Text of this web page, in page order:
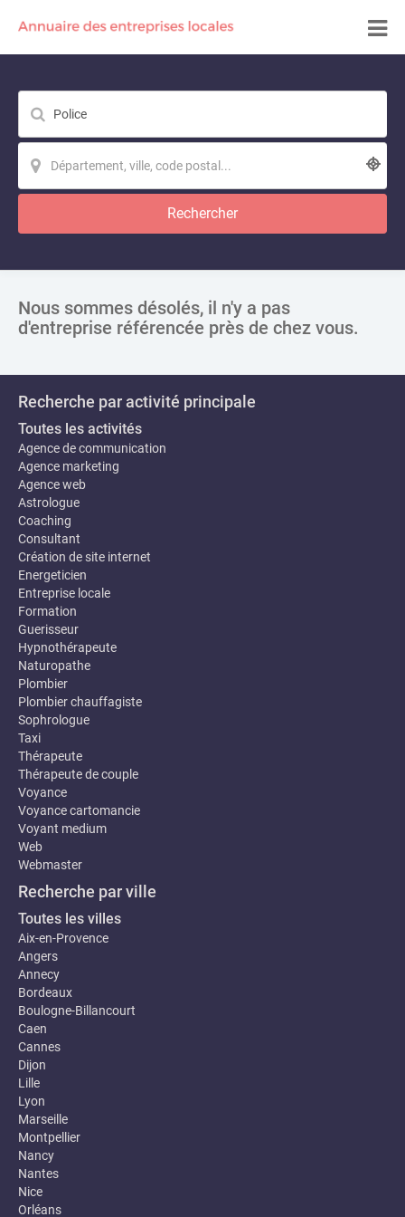
Rechercher
Nous sommes désolés, il n'y a pas
d'entreprise référencée près de chez vous.
Recherche par activité principale
Toutes les activités
Agence de communication
Agence marketing
Agence web
Astrologue
Coaching
Consultant
Création de site internet
Energeticien
Entreprise locale
Formation
Guerisseur
Hypnothérapeute
Naturopathe
Plombier
Plombier chauffagiste
Sophrologue
Taxi
Thérapeute
Thérapeute de couple
Voyance
Voyance cartomancie
Voyant medium
Web
Webmaster
Recherche par ville
Toutes les villes
Aix-en-Provence
Angers
Annecy
Bordeaux
Boulogne-Billancourt
Caen
Cannes
Dijon
Lille
Lyon
Marseille
Montpellier
Nancy
Nantes
Nice
Orléans